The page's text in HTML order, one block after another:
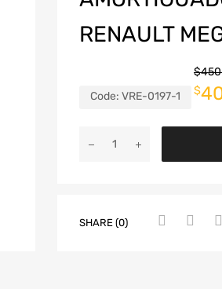
RENAULT
Code: VRE-0197-1
$
$
SHARE (0)